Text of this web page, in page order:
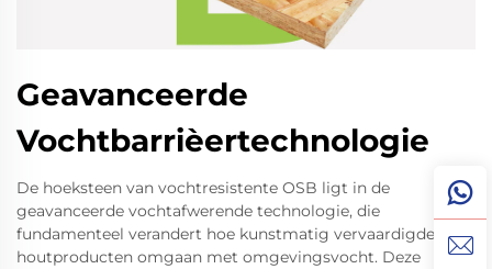
Geavanceerde
Vochtbarrièertechnologie
De hoeksteen van vochtresistente OSB ligt in de
geavanceerde vochtafwerende technologie, die
fundamenteel verandert hoe kunstmatig vervaardigde
houtproducten omgaan met omgevingsvocht. Deze